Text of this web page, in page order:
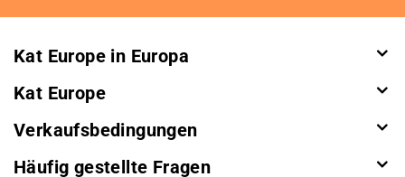
Kat Europe in Europa
Kat Europe
Verkaufsbedingungen
Häufig gestellte Fragen